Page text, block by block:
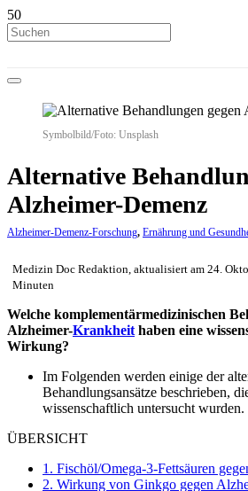
Symbolbild/Foto: Unsplash
Alternative
Alzheimer-Demenz
Alzheimer-Demenz-Forschung, Ernährung und
Medizin Doc Redaktion, aktualisiert am 24.
Minuten
Welche komplementärmedizinischen
Alzheimer-Krankheit haben eine
Wirkung?
Im Folgenden werden einige der
Behandlungsansätze beschrieben,
wissenschaftlich untersucht wurden.
ÜBERSICHT
1. Fischöl/Omega-3-Fettsäuren
2. Wirkung von Ginkgo gegen